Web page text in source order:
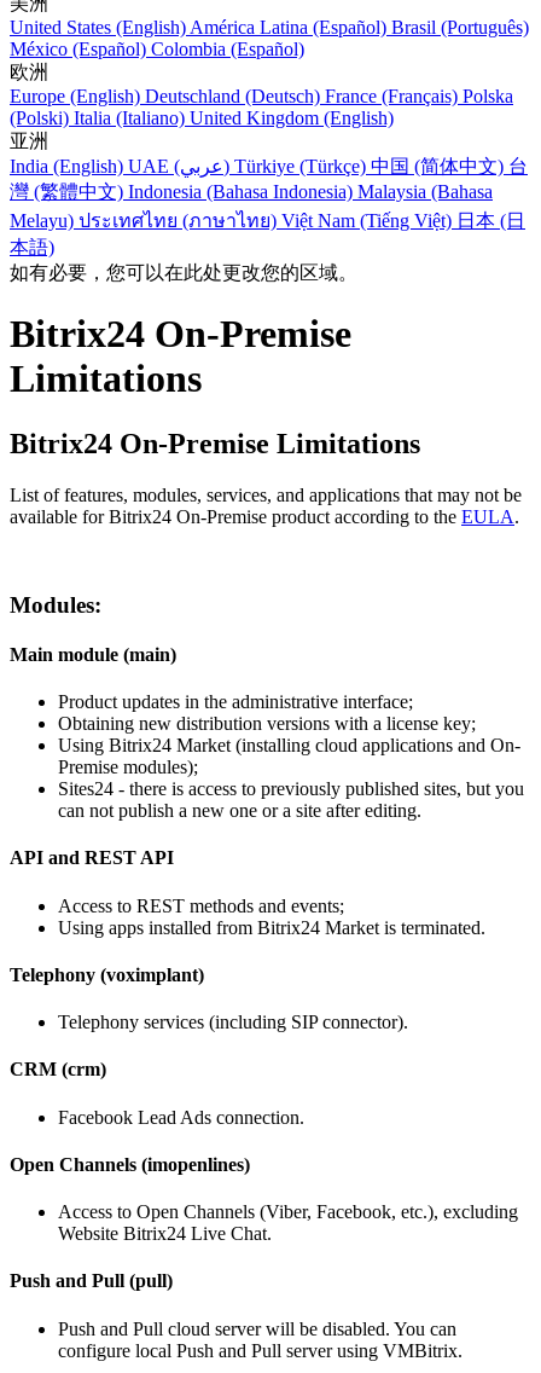
United States (English) América Latina (Español) Brasil (Português)
México (Español) Colombia (Español)
欧洲
Europe (English) Deutschland (Deutsch) France (Français) Polska
(Polski) Italia (Italiano) United Kingdom (English)
亚洲
India (English)
UAE (عربي) Türkiye (Türkçe) 中国 (简体中文) 台
灣 (繁體中文) Indonesia (Bahasa Indonesia) Malaysia (Bahasa
Melayu) ประเทศไทย (ภาษาไทย) Việt Nam (Tiếng Việt) 日本 (日
本語)
如有必要，您可以在此处更改您的区域。
Bitrix24 On-Premise
Limitations
Bitrix24 On-Premise Limitations
List of features, modules, services, and applications that may not be
available for Bitrix24 On-Premise product according to the EULA.
Modules:
Main module (main)
Product updates in the administrative interface;
Obtaining new distribution versions with a license key;
Using Bitrix24 Market (installing cloud applications and On-
Premise modules);
Sites24 - there is access to previously published sites, but you
can not publish a new one or a site after editing.
API and REST API
Access to REST methods and events;
Using apps installed from Bitrix24 Market is terminated.
Telephony (voximplant)
Telephony services (including SIP connector).
CRM (crm)
Facebook Lead Ads connection.
Open Channels (imopenlines)
Access to Open Channels (Viber, Facebook, etc.), excluding
Website Bitrix24 Live Chat.
Push and Pull (pull)
Push and Pull cloud server will be disabled. You can
configure local Push and Pull server using VMBitrix.